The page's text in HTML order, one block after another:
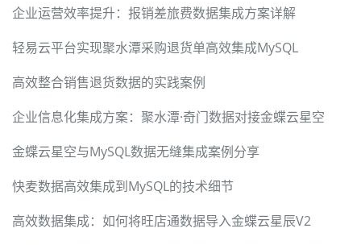
企业运营效率提升：报销差旅费数据集成方案详解
轻易云平台实现聚水潭采购退货单高效集成MySQL
高效整合销售退货数据的实践案例
企业信息化集成方案：聚水潭·奇门数据对接金蝶云星空
金蝶云星空与MySQL数据无缝集成案例分享
快麦数据高效集成到MySQL的技术细节
高效数据集成：如何将旺店通数据导入金蝶云星辰V2